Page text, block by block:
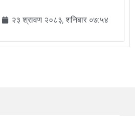
२३ श्रावण २०८३, शनिबार ०७:५४